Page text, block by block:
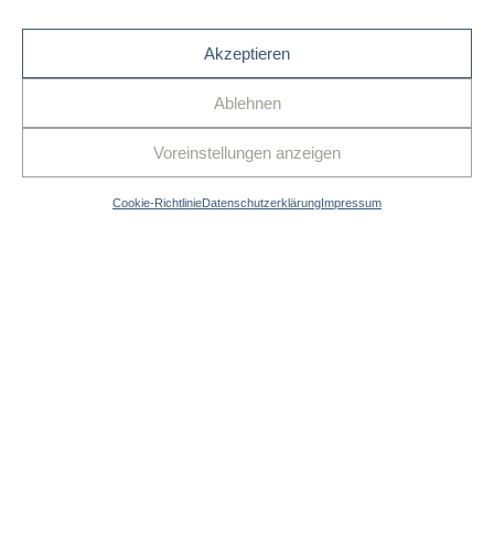
Akzeptieren
Ablehnen
Voreinstellungen anzeigen
Cookie-RichtlinieDatenschutzerklärungImpressum